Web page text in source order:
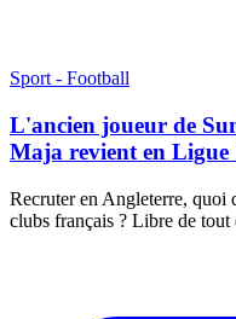
Sport - Football
L'ancien joueur de
Maja revient en Ligue
Recruter en Angleterre, quoi
clubs français ? Libre de tout